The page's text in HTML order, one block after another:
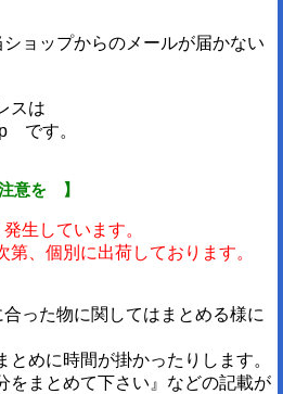
ョップからのメールが届かない
スは
です。
意を 】
生しています。
第、個別に出荷しております。
った物に関してはまとめる様に
とめに時間が掛かったりします。
をまとめて下さい』などの記載が